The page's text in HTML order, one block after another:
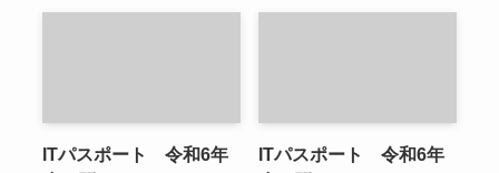
ITパスポート 令和6年
ITパスポート 令和6年